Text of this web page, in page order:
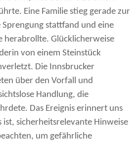
Eine Familie stieg gerade zur
Sprengung stattfand und eine
herabrollte. Glücklicherweise
von einem Steinstück
Die Innsbrucker
über den Vorfall und
Handlung, die
Das Ereignis erinnert uns
sicherheitsrelevante Hinweise
um gefährliche